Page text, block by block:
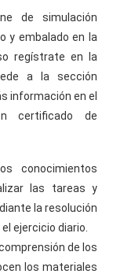
de simulación
y embalado en la
regístrate en la
a la sección
información en el
certificado de
conocimientos
las tareas y
la resolución
ejercicio diario.
de los
los materiales